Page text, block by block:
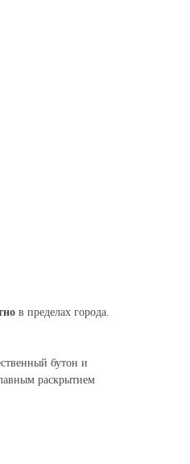
в пределах города.
бутон и
раскрытием